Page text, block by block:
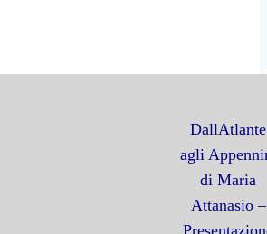
DallAtlante
agli
di Maria
Attanasio –